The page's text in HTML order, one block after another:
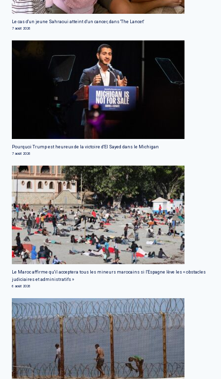
Le cas d'un jeune Sahraoui atteint d'un cancer, dans 'The Lancet'
7 août 2026
Pourquoi Trump est heureux de la victoire d'El Sayed dans le Michigan
7 août 2026
Le Maroc affirme qu'il acceptera tous les mineurs marocains si l'Espagne lève les « obstacles
judiciaires et administratifs »
6 août 2026